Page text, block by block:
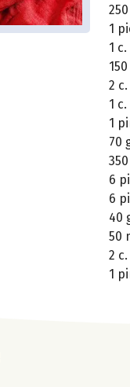
1
1
2
1
1
70
6
6
40
50
2
1